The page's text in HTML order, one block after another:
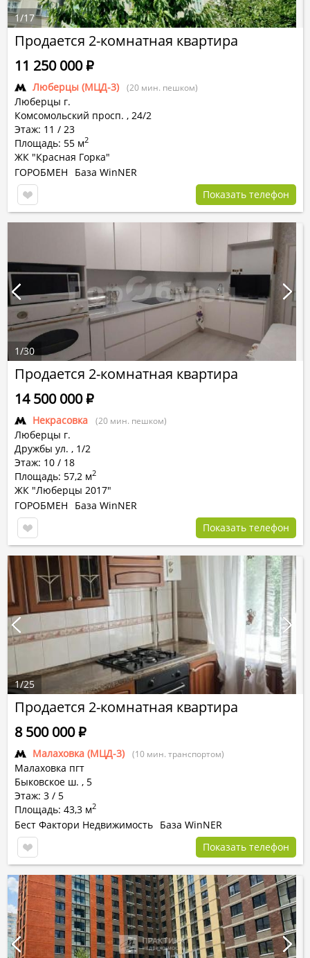
Продается 2-комнатная квартира
Люберцы (МЦД-3) (20 мин. пешком)
Люберцы г.
Комсомольский просп. , 24/2
Этаж: 11 / 23
Площадь: 55 м2
ЖК "Красная Горка"
11 250 000Р
ГОРОБМЕН
База WinNER
Показать телефон
1/17
Продается 2-комнатная квартира
Некрасовка (20 мин. пешком)
Люберцы г.
Дружбы ул. , 1/2
Этаж: 10 / 18
Площадь: 57,2 м2
ЖК "Люберцы 2017"
14 500 000Р
ГОРОБМЕН
База WinNER
Показать телефон
1/30
Продается 2-комнатная квартира
Малаховка (МЦД-3) (10 мин. транспортом)
Малаховка пгт
Быковское ш. , 5
Этаж: 3 / 5
Площадь: 43,3 м2
8 500 000Р
Бест Фактори Недвижимость База WinNER
Показать телефон
1/25